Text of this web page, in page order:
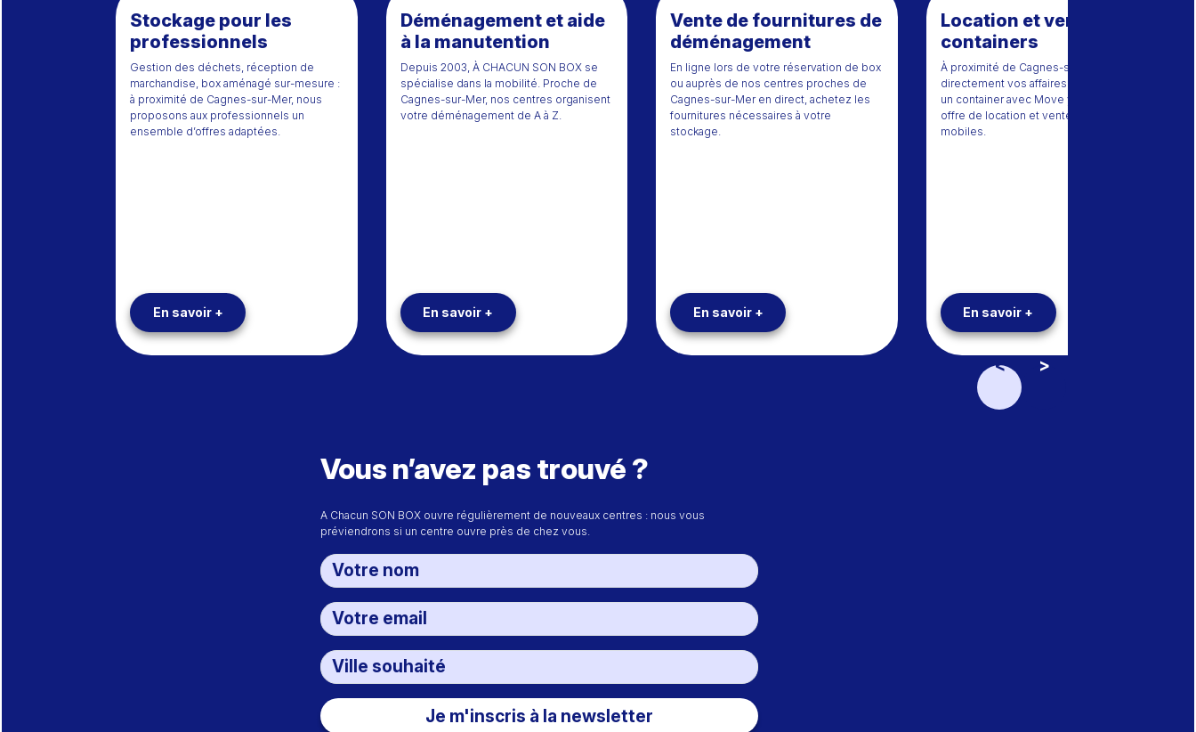
Stockage pour les
professionnels
Gestion des déchets, réception de
marchandise, box aménagé sur-mesure :
à proximité de Cagnes-sur-Mer, nous
proposons aux professionnels un
ensemble d’offres adaptées.
En savoir +
Déménagement et aide
à la manutention
Depuis 2003, À CHACUN SON BOX se
spécialise dans la mobilité. Proche de
Cagnes-sur-Mer, nos centres organisent
votre déménagement de A à Z.
En savoir +
Vente de fournitures de
déménagement
En ligne lors de votre réservation de box
ou auprès de nos centres proches de
Cagnes-sur-Mer en direct, achetez les
fournitures nécessaires à votre
stockage.
En savoir +
Location et vente de
containers
À proximité de Cagnes-sur-Mer, stockez
directement vos affaires chez vous dans
un container avec Move your Box, notre
offre de location et vente de containers
mobiles.
En savoir +
< >
Vous n’avez pas trouvé ?
A Chacun SON BOX ouvre régulièrement de nouveaux centres : nous vous
préviendrons si un centre ouvre près de chez vous.
Je m'inscris à la newsletter